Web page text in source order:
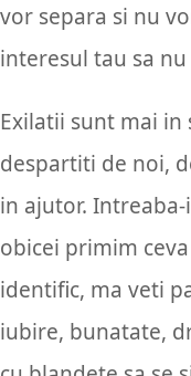
vor separa si nu
interesul tau sa nu
Exilatii sunt mai
despartiti de noi,
in ajutor. Intreaba-
obicei primim
identific, ma veti
iubire, bunatate,